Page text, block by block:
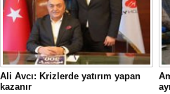
Ali Avcı: Krizlerde yatırım yapan
kazanır